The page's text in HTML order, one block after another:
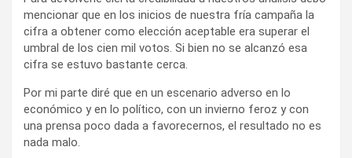
mencionar que en los inicios de nuestra fría campaña la
cifra a obtener como elección aceptable era superar el
umbral de los cien mil votos. Si bien no se alcanzó esa
cifra se estuvo bastante cerca.
Por mi parte diré que en un escenario adverso en lo
económico y en lo político, con un invierno feroz y con
una prensa poco dada a favorecernos, el resultado no es
nada malo.